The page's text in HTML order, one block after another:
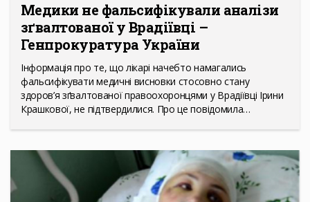
Медики не фальсифікували аналізи
зґвалтованої у Врадіївці –
Генпрокуратура України
Інформація про те, що лікарі начебто намагались
фальсифікувати медичні висновки стосовно стану
здоров’я зґвалтованої правоохоронцями у Врадіївці Ірини
Крашкової, не підтвердилися. Про це повідомила…